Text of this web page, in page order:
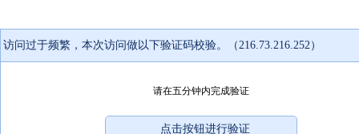
访问过于频繁，本次访问做以下验证码校验。（216.73.216.252）
请在五分钟内完成验证